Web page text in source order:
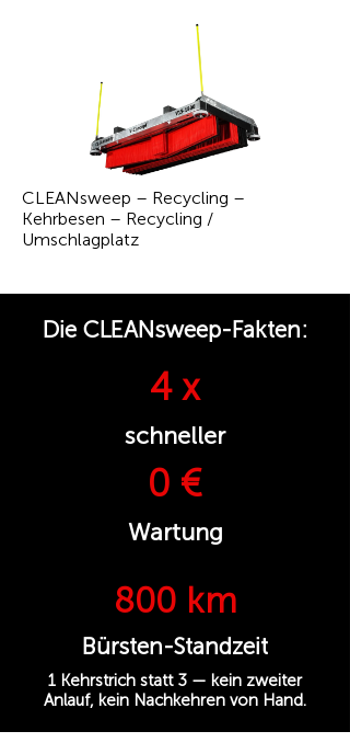
CLEANsweep – Recycling –
Kehrbesen – Recycling /
Umschlagplatz
Die CLEANsweep-Fakten:
4 x
schneller
0 €
Wartung
800 km
Bürsten-Standzeit
1 Kehrstrich statt 3 — kein zweiter
Anlauf, kein Nachkehren von Hand.